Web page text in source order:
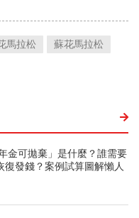
馬拉松
蘇花馬拉松
金可拋棄」是什麼？誰需要
發錢？案例試算圖解懶人